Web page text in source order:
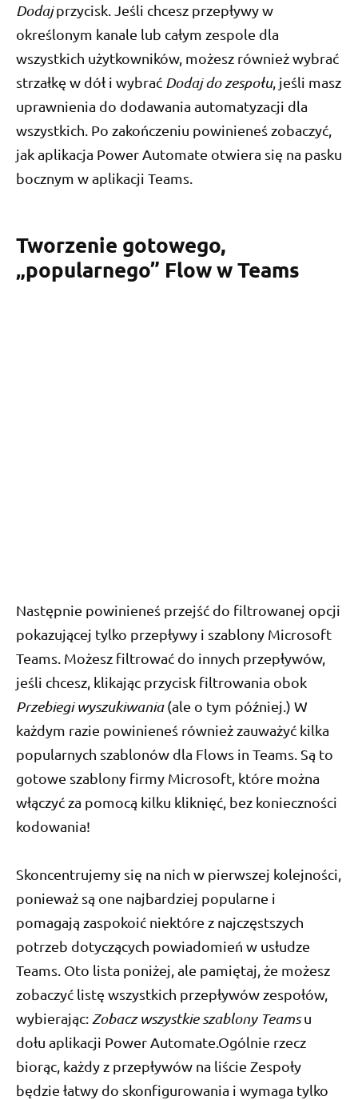
Dodajprzycisk. Jeśli chcesz przepływy w
określonym kanale lub całym zespole dla
wszystkich użytkowników, możesz również wybrać
strzałkę w dół i wybrać Dodaj do zespołu, jeśli masz
uprawnienia do dodawania automatyzacji dla
wszystkich. Po zakończeniu powinieneś zobaczyć,
jak aplikacja Power Automate otwiera się na pasku
bocznym w aplikacji Teams.
Tworzenie gotowego,
„popularnego” Flow w Teams
Następnie powinieneś przejść do filtrowanej opcji
pokazującej tylko przepływy i szablony Microsoft
Teams. Możesz filtrować do innych przepływów,
jeśli chcesz, klikając przycisk filtrowania obok
Przebiegi wyszukiwania(ale o tym później.) W
każdym razie powinieneś również zauważyć kilka
popularnych szablonów dla Flows in Teams. Są to
gotowe szablony firmy Microsoft, które można
włączyć za pomocą kilku kliknięć, bez konieczności
kodowania!
Skoncentrujemy się na nich w pierwszej kolejności,
ponieważ są one najbardziej popularne i
pomagają zaspokoić niektóre z najczęstszych
potrzeb dotyczących powiadomień w usłudze
Teams. Oto lista poniżej, ale pamiętaj, że możesz
zobaczyć listę wszystkich przepływów zespołów,
wybierając: Zobacz wszystkie szablony Teamsu
dołu aplikacji Power Automate.Ogólnie rzecz
biorąc, każdy z przepływów na liście Zespoły
będzie łatwy do skonfigurowania i wymaga tylko